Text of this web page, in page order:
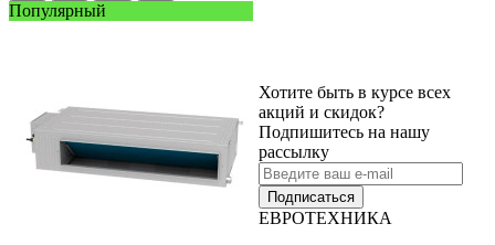
Популярный
Хотите быть в курсе всех
акций и скидок?
Подпишитесь на нашу
рассылку
Подписаться
ЕВРОТЕХНИКА